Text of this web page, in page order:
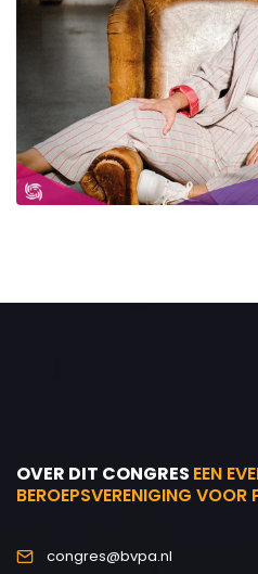
OVER DIT CONGRES EEN
BEROEPSVERENIGING VOOR
congres@bvpa.nl